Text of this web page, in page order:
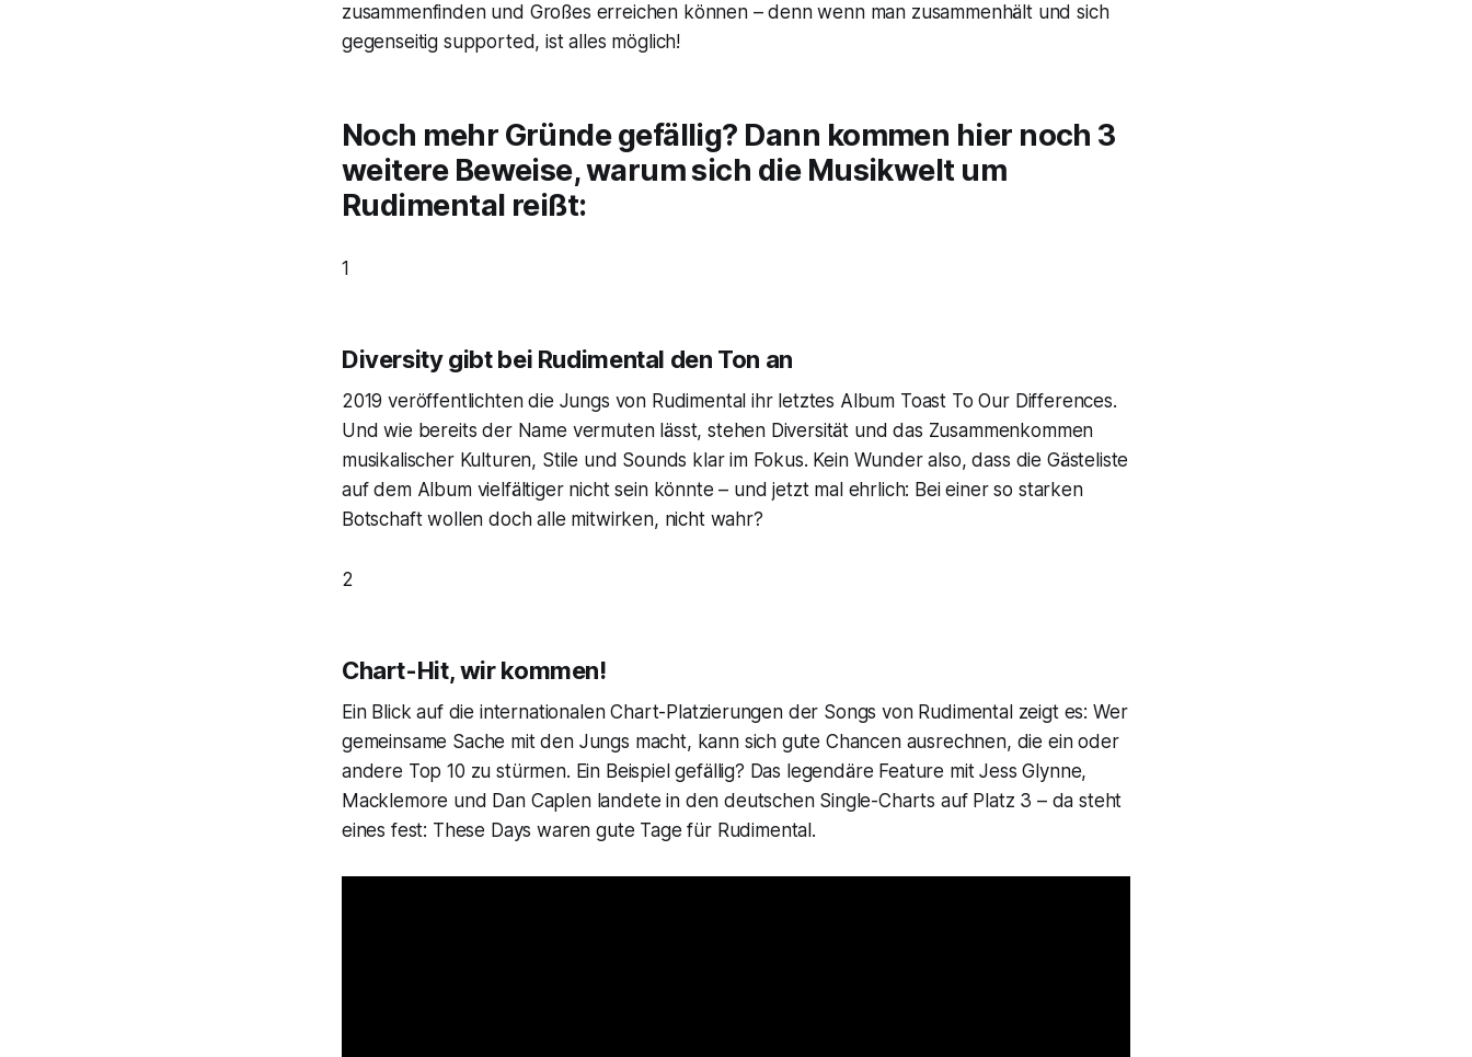
zusammenfinden und Großes erreichen können – denn wenn man zusammenhält und sich
gegenseitig supported, ist alles möglich!
Noch mehr Gründe gefällig? Dann kommen hier noch 3
weitere Beweise, warum sich die Musikwelt um
Rudimental reißt:
1
Diversity gibt bei Rudimental den Ton an
2019 veröffentlichten die Jungs von Rudimental ihr letztes Album Toast To Our Differences.
Und wie bereits der Name vermuten lässt, stehen Diversität und das Zusammenkommen
musikalischer Kulturen, Stile und Sounds klar im Fokus. Kein Wunder also, dass die Gästeliste
auf dem Album vielfältiger nicht sein könnte – und jetzt mal ehrlich: Bei einer so starken
Botschaft wollen doch alle mitwirken, nicht wahr?
2
Chart-Hit, wir kommen!
Ein Blick auf die internationalen Chart-Platzierungen der Songs von Rudimental zeigt es: Wer
gemeinsame Sache mit den Jungs macht, kann sich gute Chancen ausrechnen, die ein oder
andere Top 10 zu stürmen. Ein Beispiel gefällig? Das legendäre Feature mit Jess Glynne,
Macklemore und Dan Caplen landete in den deutschen Single-Charts auf Platz 3 – da steht
eines fest: These Days waren gute Tage für Rudimental.